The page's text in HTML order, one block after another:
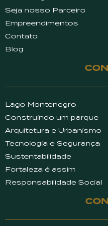
Seja nosso Parceiro
Empreendimentos
Contato
Blog
Lago Montenegro
Construindo um parque
Arquitetura e Urbanismo
Tecnologia e Segurança
Sustentabilidade
Fortaleza é assim
Responsabilidade Social